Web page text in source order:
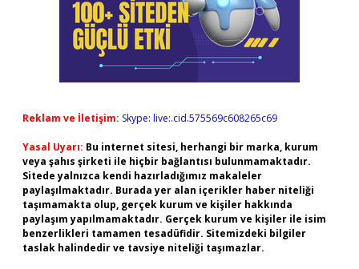
Reklam ve İletişim: Skype: live:.cid.575569c608265c69
Yasal Uyarı: Bu internet sitesi, herhangi bir marka, kurum
veya şahıs şirketi ile hiçbir bağlantısı bulunmamaktadır.
Sitede yalnızca kendi hazırladığımız makaleler
paylaşılmaktadır. Burada yer alan içerikler haber niteliği
taşımamakta olup, gerçek kurum ve kişiler hakkında
paylaşım yapılmamaktadır. Gerçek kurum ve kişiler ile isim
benzerlikleri tamamen tesadüfidir. Sitemizdeki bilgiler
taslak halindedir ve tavsiye niteliği taşımazlar.